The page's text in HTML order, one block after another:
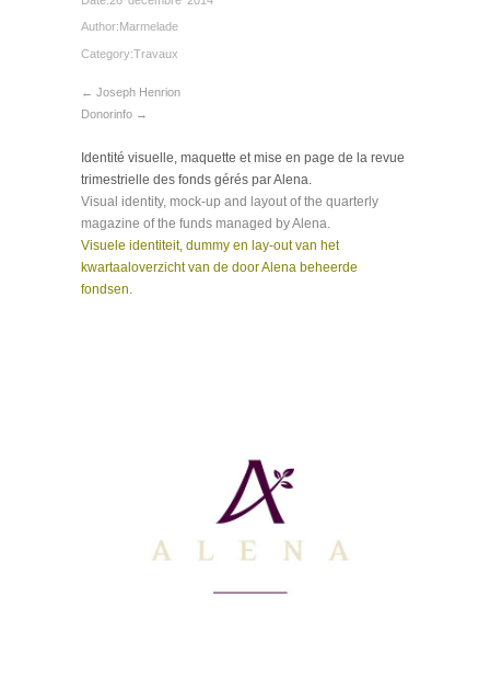
Author: Marmelade
Category:Travaux
← Joseph Henrion
Donorinfo →
Identité visuelle, maquette et mise en page de la revue
trimestrielle des fonds gérés par Alena.
Visual identity, mock-up and layout of the quarterly
magazine of the funds managed by Alena.
Visuele identiteit, dummy en lay-out van het
kwartaaloverzicht van de door Alena beheerde
fondsen.